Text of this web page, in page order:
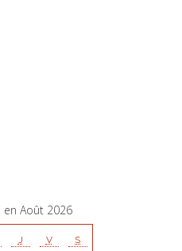
Août 2026
J V S